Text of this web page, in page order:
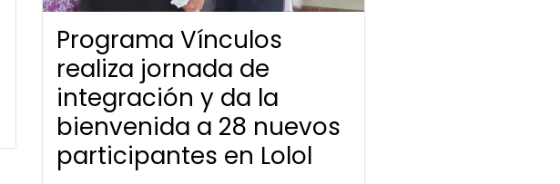
Programa Vínculos
realiza jornada de
integración y da la
bienvenida a 28 nuevos
participantes en Lolol